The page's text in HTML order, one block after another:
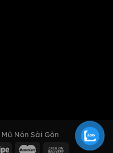
Mũ Nón Sài Gòn